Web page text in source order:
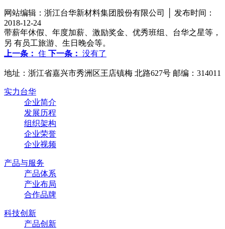
网站编辑：浙江台华新材料集团股份有限公司 │ 发布时间：
2018-12-24
带薪年休假、年度加薪、激励奖金、优秀班组、台华之星等，
另 有员工旅游、生日晚会等。
上一条： 住 下一条： 没有了
地址：浙江省嘉兴市秀洲区王店镇梅 北路627号 邮编：314011
实力台华
企业简介
发展历程
组织架构
企业荣誉
企业视频
产品与服务
产品体系
产业布局
合作品牌
科技创新
产品创新